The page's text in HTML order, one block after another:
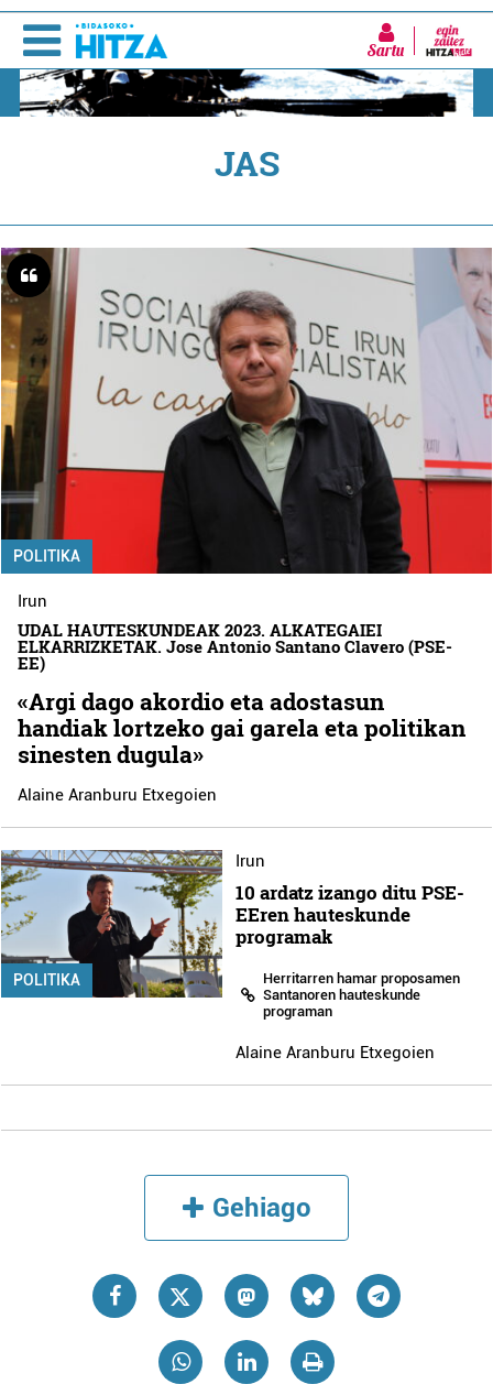
Sartu
JAS
POLITIKA
Irun
UDAL HAUTESKUNDEAK 2023. ALKATEGAIEI
ELKARRIZKETAK. Jose Antonio Santano Clavero (PSE-
EE)
«Argi dago akordio eta adostasun
handiak lortzeko gai garela eta politikan
sinesten dugula»
Alaine Aranburu Etxegoien
POLITIKA
Irun
10 ardatz izango ditu PSE-
EEren hauteskunde
programak
Herritarren hamar proposamen
Santanoren hauteskunde
programan
Alaine Aranburu Etxegoien
Gehiago